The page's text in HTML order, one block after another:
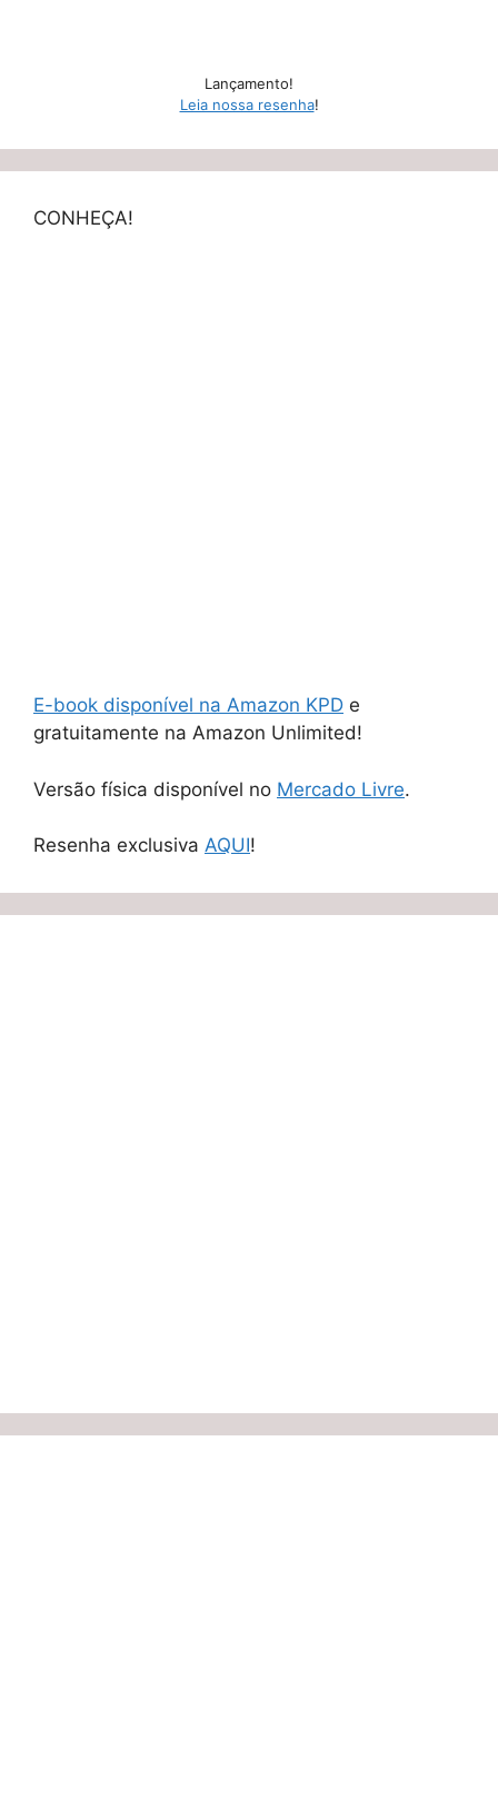
Lançamento!
Leia nossa resenha!
CONHEÇA!
E-book disponível na Amazon KPD e
gratuitamente na Amazon Unlimited!
Versão física disponível no Mercado Livre.
Resenha exclusiva AQUI!